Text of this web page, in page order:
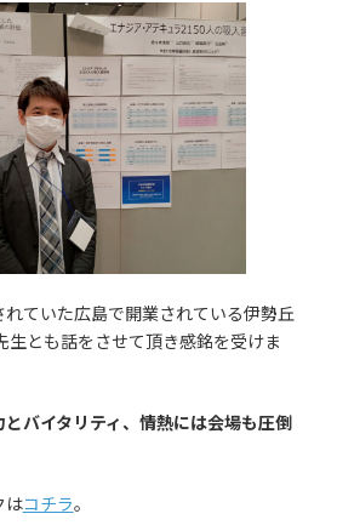
ていた広島で開業されている伊勢丘
生とも話をさせて頂き感銘を受けま
バイタリティ、情熱には会場も圧倒
はコチラ。